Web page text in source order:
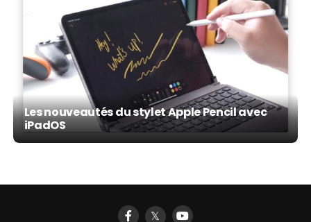
Les nouveautés du stylet Apple Pencil avec
iPadOS
𝕏